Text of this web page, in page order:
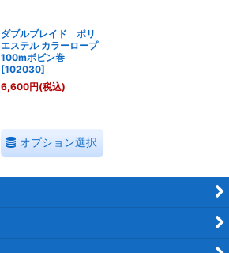
ダブルブレイド ポリ
エステル カラーロープ
100mボビン巻
[102030]
6,600円(税込)
オプション選択